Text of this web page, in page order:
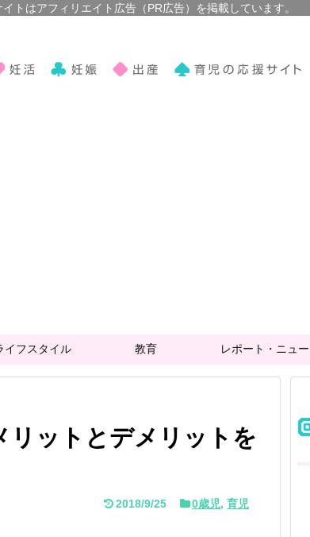
イフスタイル 教育 レポート・ニュ
リットとデメリットを
2018/9/25 0歳児,育児